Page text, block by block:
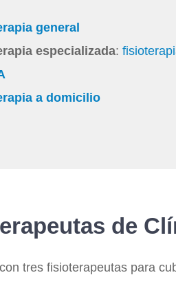
general
especializada:
a domicilio
de
tres fisioterapeutas para